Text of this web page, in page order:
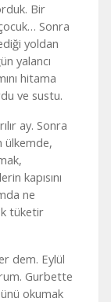
Bir
Sonra
yoldan
yalancı
hitama
ve sustu.
ay. Sonra
ülkemde,
kapısını
ne
tüketir
dem. Eylül
Gurbette
okumak